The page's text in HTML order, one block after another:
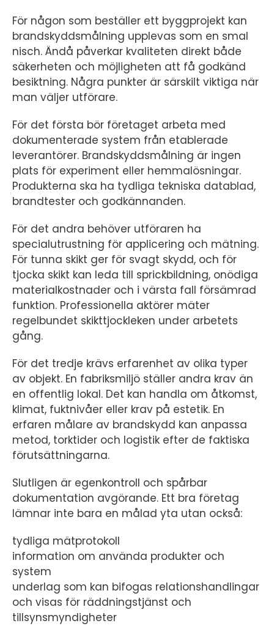
För någon som beställer ett byggprojekt kan
brandskyddsmålning upplevas som en smal
nisch. Ändå påverkar kvaliteten direkt både
säkerheten och möjligheten att få godkänd
besiktning. Några punkter är särskilt viktiga när
man väljer utförare.
För det första bör företaget arbeta med
dokumenterade system från etablerade
leverantörer. Brandskyddsmålning är ingen
plats för experiment eller hemmalösningar.
Produkterna ska ha tydliga tekniska datablad,
brandtester och godkännanden.
För det andra behöver utföraren ha
specialutrustning för applicering och mätning.
För tunna skikt ger för svagt skydd, och för
tjocka skikt kan leda till sprickbildning, onödiga
materialkostnader och i värsta fall försämrad
funktion. Professionella aktörer mäter
regelbundet skikttjockleken under arbetets
gång.
För det tredje krävs erfarenhet av olika typer
av objekt. En fabriksmiljö ställer andra krav än
en offentlig lokal. Det kan handla om åtkomst,
klimat, fuktnivåer eller krav på estetik. En
erfaren målare av brandskydd kan anpassa
metod, torktider och logistik efter de faktiska
förutsättningarna.
Slutligen är egenkontroll och spårbar
dokumentation avgörande. Ett bra företag
lämnar inte bara en målad yta utan också:
tydliga mätprotokoll
information om använda produkter och
system
underlag som kan bifogas relationshandlingar
och visas för räddningstjänst och
tillsynsmyndigheter